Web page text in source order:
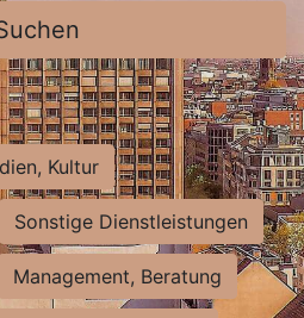
Kultur
Sonstige Dienstleistungen
Management, Beratung